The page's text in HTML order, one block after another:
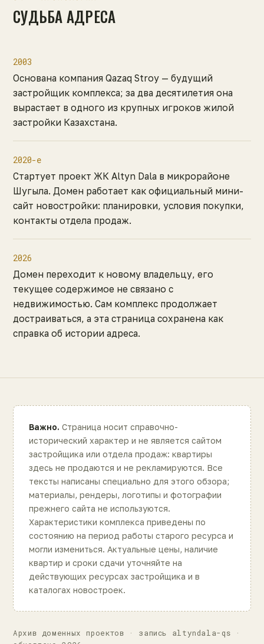
СУДЬБА АДРЕСА
2003
Основана компания Qazaq Stroy — будущий
застройщик комплекса; за два десятилетия она
вырастает в одного из крупных игроков жилой
застройки Казахстана.
2020-е
Стартует проект ЖК Altyn Dala в микрорайоне
Шугыла. Домен работает как официальный мини-
сайт новостройки: планировки, условия покупки,
контакты отдела продаж.
2026
Домен переходит к новому владельцу, его
текущее содержимое не связано с
недвижимостью. Сам комплекс продолжает
достраиваться, а эта страница сохранена как
справка об истории адреса.
Важно. Страница носит справочно-
исторический характер и не является сайтом
застройщика или отдела продаж: квартиры
здесь не продаются и не рекламируются. Все
тексты написаны специально для этого обзора;
материалы, рендеры, логотипы и фотографии
прежнего сайта не используются.
Характеристики комплекса приведены по
состоянию на период работы старого ресурса и
могли измениться. Актуальные цены, наличие
квартир и сроки сдачи уточняйте на
действующих ресурсах застройщика и в
каталогах новостроек.
Архив доменных проектов · запись altyndala-qs ·